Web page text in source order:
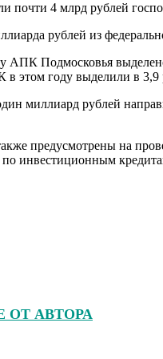
рублей из
АПК Подмосковья
в этом году выделили в
миллиард рублей
предусмотрены на
инвестиционным
ОТ АВТОРА